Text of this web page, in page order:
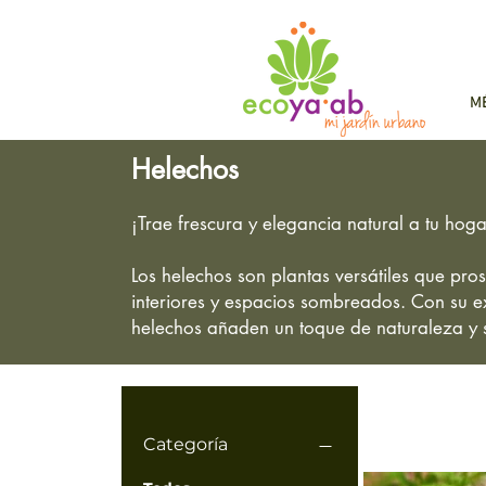
Helechos
¡Trae frescura y elegancia natural a tu
Los helechos son plantas versátiles que
interiores y espacios sombreados. Con
helechos añaden un toque de naturaleza
Categoría